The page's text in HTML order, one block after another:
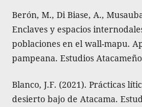
Berón, M., Di Biase, A.,
Enclaves y espacios
poblaciones en el wall-mapu.
pampeana. Estudios
Blanco, J.F. (2021). Prácticas
desierto bajo de Atacama.